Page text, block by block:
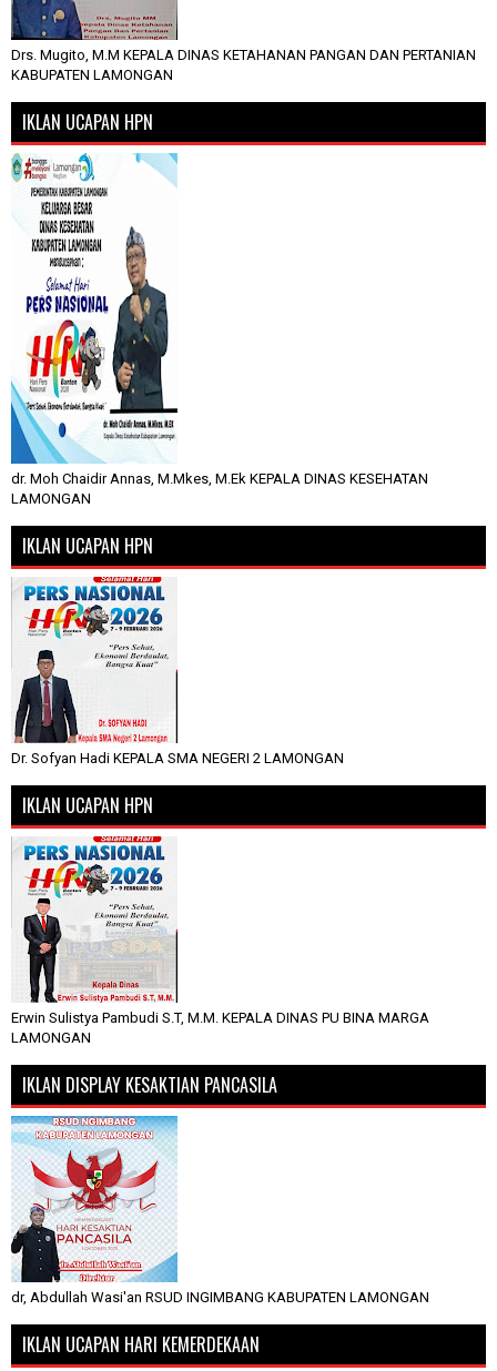
Drs. Mugito, M.M KEPALA DINAS KETAHANAN PANGAN DAN PERTANIAN
KABUPATEN LAMONGAN
IKLAN UCAPAN HPN
dr. Moh Chaidir Annas, M.Mkes, M.Ek KEPALA DINAS KESEHATAN
LAMONGAN
IKLAN UCAPAN HPN
Dr. Sofyan Hadi KEPALA SMA NEGERI 2 LAMONGAN
IKLAN UCAPAN HPN
Erwin Sulistya Pambudi S.T, M.M. KEPALA DINAS PU BINA MARGA
LAMONGAN
IKLAN DISPLAY KESAKTIAN PANCASILA
dr, Abdullah Wasi'an RSUD INGIMBANG KABUPATEN LAMONGAN
IKLAN UCAPAN HARI KEMERDEKAAN